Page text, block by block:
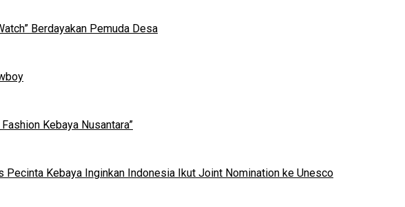
Berdayakan Pemuda Desa
Kebaya Nusantara”
Pecinta Kebaya Inginkan Indonesia Ikut Joint Nomination ke Unesco